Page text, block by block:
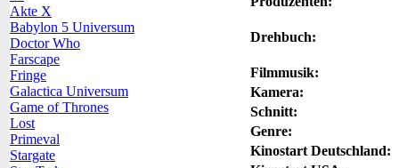
Akte X
Babylon 5 Universum
Doctor Who
Farscape
Fringe
Galactica Universum
Game of Thrones
Lost
Primeval
Stargate
Drehbuch:
Filmmusik:
Kamera:
Schnitt:
Genre:
Kinostart Deutschland: